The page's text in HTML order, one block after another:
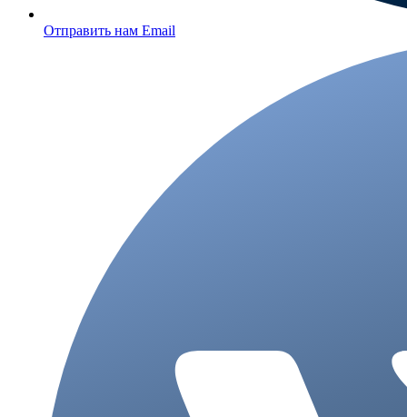
Отправить нам Email